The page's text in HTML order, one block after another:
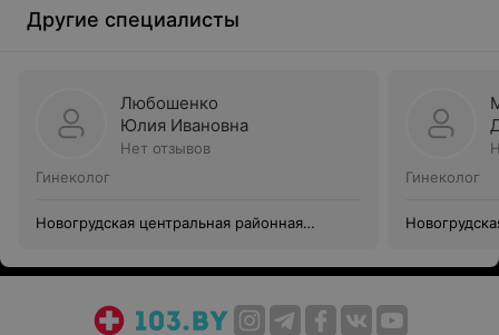
Другие специалисты
Любошенко
Юлия Ивановна
Нет отзывов
Гинеколог
Новогрудская центральная районная
Гинеколог